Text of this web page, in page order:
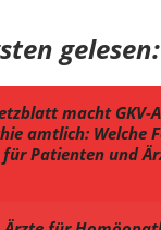
gelesen: